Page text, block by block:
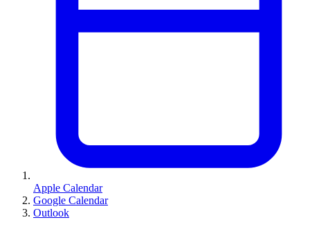
Apple Calendar
Google Calendar
Outlook